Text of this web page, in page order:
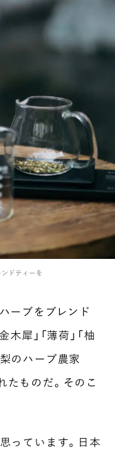
ドティーを
ーブをブレンド
犀」「薄荷」「柚
のハーブ農家
たものだ。そのこ
っています。日本